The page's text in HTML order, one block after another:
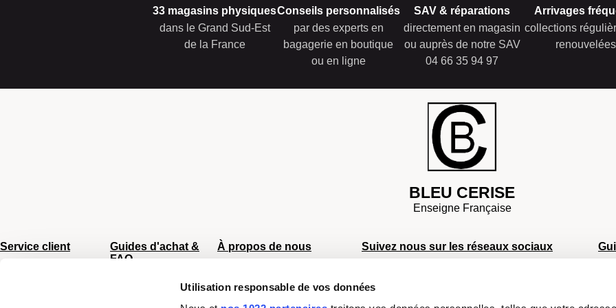
Utilisation responsable de vos données
33 magasins physiques
dans le Grand Sud-Est
de la France
Conseils personnalisés
par des experts en
bagagerie en boutique
ou en ligne
SAV & réparations
directement en magasin
ou auprès de notre SAV
04 66 35 94 97
Arrivages
collections
renouvelées
BLEU CERISE
Enseigne Française
Service client
Guides d'achat &
FAQ
À propos de nous
Chiffres clés
Mentions légales
Suivez nous sur les réseaux sociaux